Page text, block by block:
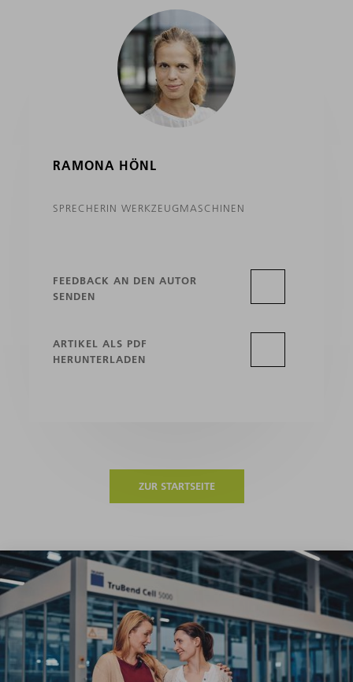
RAMONA HÖNL
SPRECHERIN WERKZEUGMASCHINEN
FEEDBACK AN DEN AUTOR
SENDEN
ARTIKEL ALS PDF
HERUNTERLADEN
ZUR STARTSEITE